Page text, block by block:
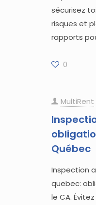
sécurisez
risques et
rapports
0
MultiRent
Québec
Inspection
quebec:
le CA.